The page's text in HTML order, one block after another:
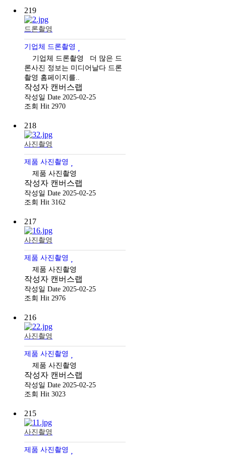
219
드론촬영
기업체 드론촬영
기업체 드론촬영 더 많은 드
론사진 정보는 미디어날다 드론
촬영 홈페이지를..
작성자 캔버스랩
작성일 Date 2025-02-25
조회 Hit 2970
218
사진촬영
제품 사진촬영
제품 사진촬영
작성자 캔버스랩
작성일 Date 2025-02-25
조회 Hit 3162
217
사진촬영
제품 사진촬영
제품 사진촬영
작성자 캔버스랩
작성일 Date 2025-02-25
조회 Hit 2976
216
사진촬영
제품 사진촬영
제품 사진촬영
작성자 캔버스랩
작성일 Date 2025-02-25
조회 Hit 3023
215
사진촬영
제품 사진촬영